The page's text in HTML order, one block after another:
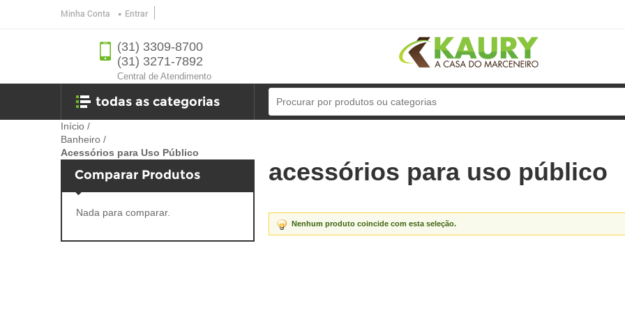
Minha Conta Entrar
(31) 3309-8700
(31) 3271-7892
Central de Atendimento
todas as categorias
Ferramentas
Banheiro
Ferragens
Início /
Banheiro /
Acessórios para Uso Público
Comparar Produtos
Nada para comparar.
acessórios para uso público
Nenhum produto coincide com esta seleção.